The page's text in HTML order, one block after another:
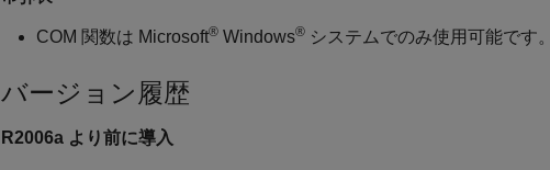
COM 関数は Microsoft® Windows® システムでのみ使用可能です
バージョン履歴
R2006a より前に導入